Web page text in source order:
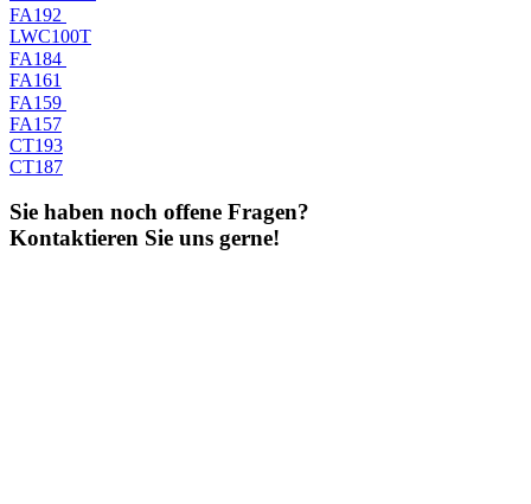
FA192
LWC100T
FA184
FA161
FA159
FA157
CT193
CT187
Sie haben noch offene Fragen?
Kontaktieren Sie uns gerne!